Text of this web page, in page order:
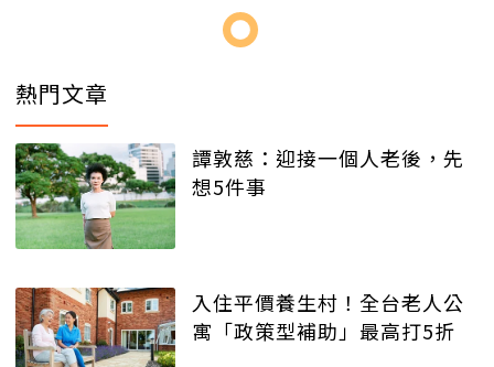
熱門文章
譚敦慈：迎接一個人老後，先
想5件事
入住平價養生村！全台老人公
寓「政策型補助」最高打5折